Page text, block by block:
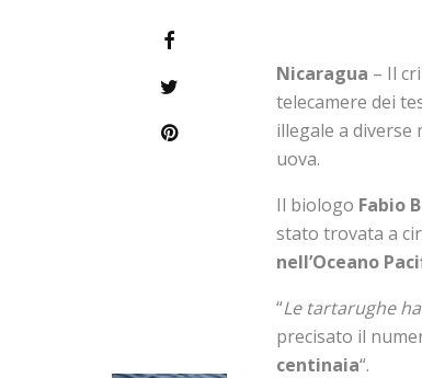
Nicaragua – Il
telecamere dei
illegale a diverse
uova.
Il biologo Fabio
stato trovata a
nell’Oceano
“Le tartarughe
precisato il
centinaia“.